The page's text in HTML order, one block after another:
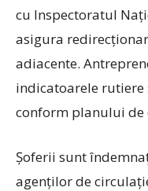
cu Inspectoratul
asigura
adiacente.
indicatoarele rutiere
conform planului de
Șoferii sunt
agenților de